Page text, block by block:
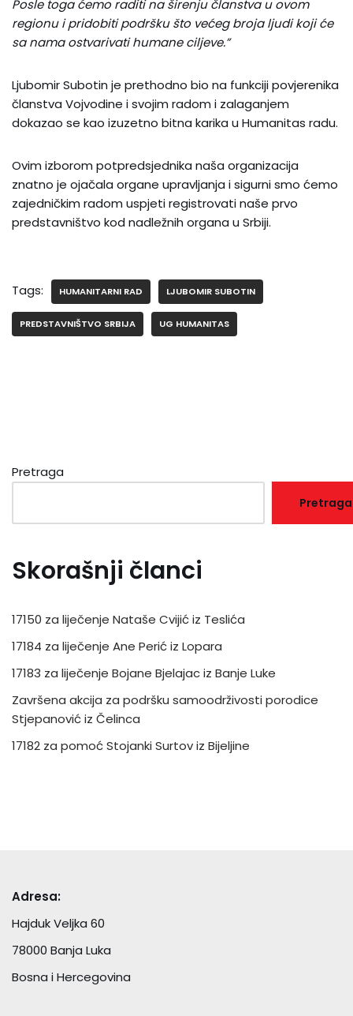
Posle toga ćemo raditi na širenju članstva u ovom
regionu i pridobiti podršku što većeg broja ljudi koji će
sa nama ostvarivati humane ciljeve.”
Ljubomir Subotin je prethodno bio na funkciji povjerenika
članstva Vojvodine i svojim radom i zalaganjem
dokazao se kao izuzetno bitna karika u Humanitas radu.
Ovim izborom potpredsjednika naša organizacija
znatno je ojačala organe upravljanja i sigurni smo ćemo
zajedničkim radom uspjeti registrovati naše prvo
predstavništvo kod nadležnih organa u Srbiji.
Tags: HUMANITARNI RAD LJUBOMIR SUBOTIN
PREDSTAVNIŠTVO SRBIJA UG HUMANITAS
Pretraga
Pretraga
Skorašnji članci
17150 za liječenje Nataše Cvijić iz Teslića
17184 za liječenje Ane Perić iz Lopara
17183 za liječenje Bojane Bjelajac iz Banje Luke
Završena akcija za podršku samoodrživosti porodice
Stjepanović iz Čelinca
17182 za pomoć Stojanki Surtov iz Bijeljine
Adresa:
Hajduk Veljka 60
78000 Banja Luka
Bosna i Hercegovina